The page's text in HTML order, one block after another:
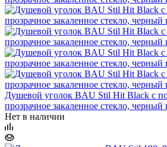
Душевой уголок BAU Stil Hit Black с
прозрачное закаленное стекло,
Нет в наличии